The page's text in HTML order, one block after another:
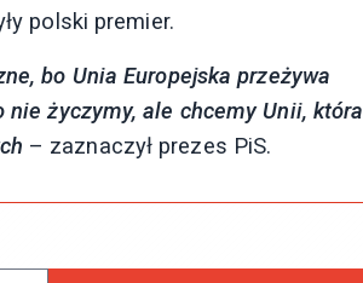
polski premier.
bo Unia Europejska przeżywa
życzymy, ale chcemy Unii, która
– zaznaczył prezes PiS.